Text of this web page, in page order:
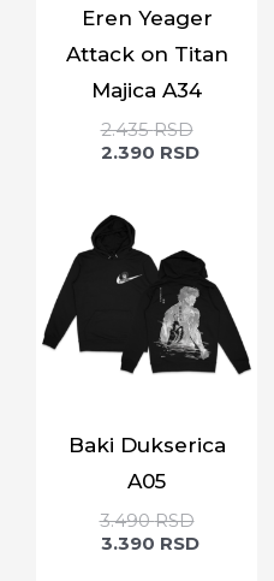
Eren Yeager
Attack on Titan
Majica A34
2.435RSD
2.390 RSD
Baki Dukserica
A05
3.490RSD
3.390 RSD